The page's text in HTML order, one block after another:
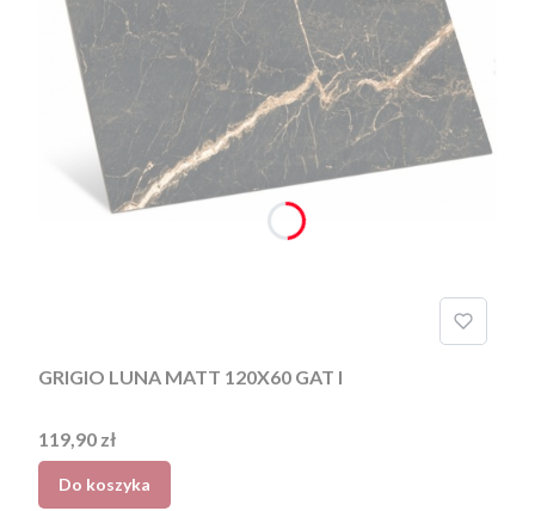
GRIGIO LUNA MATT 120X60 GAT I
Cena
119,90 zł
Do koszyka